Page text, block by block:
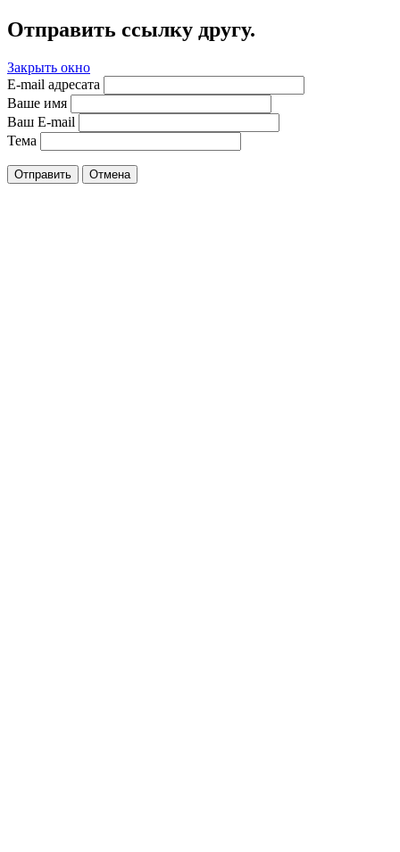
Отправить ссылку другу.
Закрыть окно
E-mail адресата
Ваше имя
Ваш E-mail
Тема
Отправить Отмена